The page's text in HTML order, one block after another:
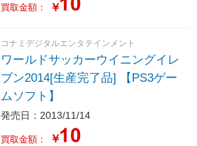
買取金額： ￥
コナミデジタルエンタテインメント
ワールドサッカーウイニングイレ
ブン2014[生産完了品] 【PS3ゲー
ムソフト】
発売日：2013/11/14
買取金額： ￥